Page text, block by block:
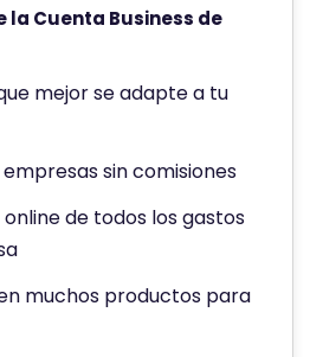
la Cuenta Business de
mejor se adapte a tu
sin comisiones
online de todos los gastos
muchos productos para